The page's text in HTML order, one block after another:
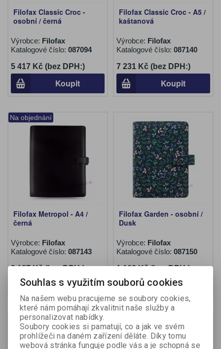
Filofax Classic Croc -
osobní / černá
Výrobce: Filofax
Katalogové číslo: 087094
5 417 Kč (bez DPH:)
Koupit
Filofax Classic Croc - A5 /
kaštanová
Výrobce: Filofax
Katalogové číslo: 087140
7 231 Kč (bez DPH:)
Koupit
Na objednání
Filofax Metropol - A4 /
černá
Výrobce: Filofax
Katalogové číslo: 087143
3 187 Kč (bez DPH:)
Koupit
Filofax Garden - osobní /
Dusk
Výrobce: Filofax
Katalogové číslo: 087150
1 168 Kč (bez DPH:)
Koupit
Souhlas s využitím souborů cookies
Na našem webu pracujeme se soubory cookies,
které nám pomáhají zkvalitnit naše služby a
personalizovat nabídky.
Soubory cookies si pamatují, co a jak ve svém
prohlížeči na daném zařízení děláte. Díky tomu
webová stránka funguje podle vás a je schopná se